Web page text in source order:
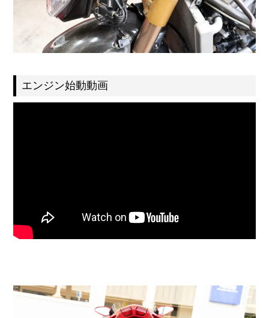
エンジン始動動画